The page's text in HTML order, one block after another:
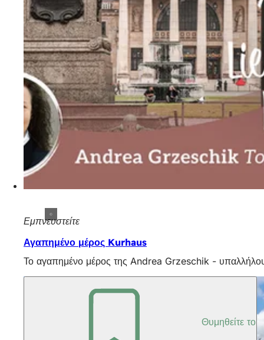
Εμπνευστείτε
Αγαπημένο μέρος Kurhaus
Το αγαπημένο μέρος της Andrea Grzeschik -
Θυμηθείτε το